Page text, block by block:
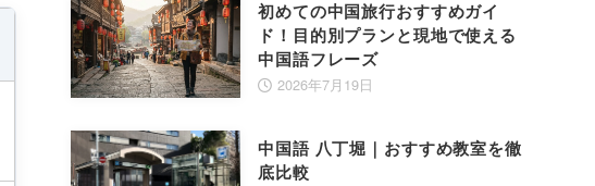
初めての中国旅行おすすめガイ
ド！目的別プランと現地で使える
中国語フレーズ
2026年7月19日
中国語 八丁堀｜おすすめ教室を徹
底比較